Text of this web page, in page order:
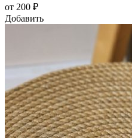
от 200 ₽
Добавить